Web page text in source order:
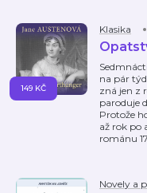
Klasika
na pár
zná jen z
paroduje
Protože
až rok po
románu
149 KČ
Novely a